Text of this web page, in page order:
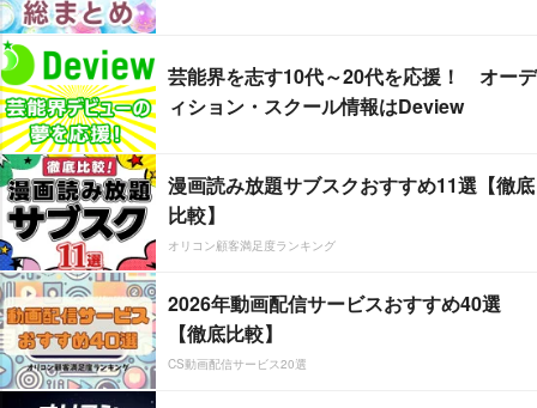
芸能界を志す10代～20代を応援！ オーデ
ィション・スクール情報はDeview
漫画読み放題サブスクおすすめ11選【徹底
比較】
オリコン顧客満足度ランキング
2026年動画配信サービスおすすめ40選
【徹底比較】
CS動画配信サービス20選